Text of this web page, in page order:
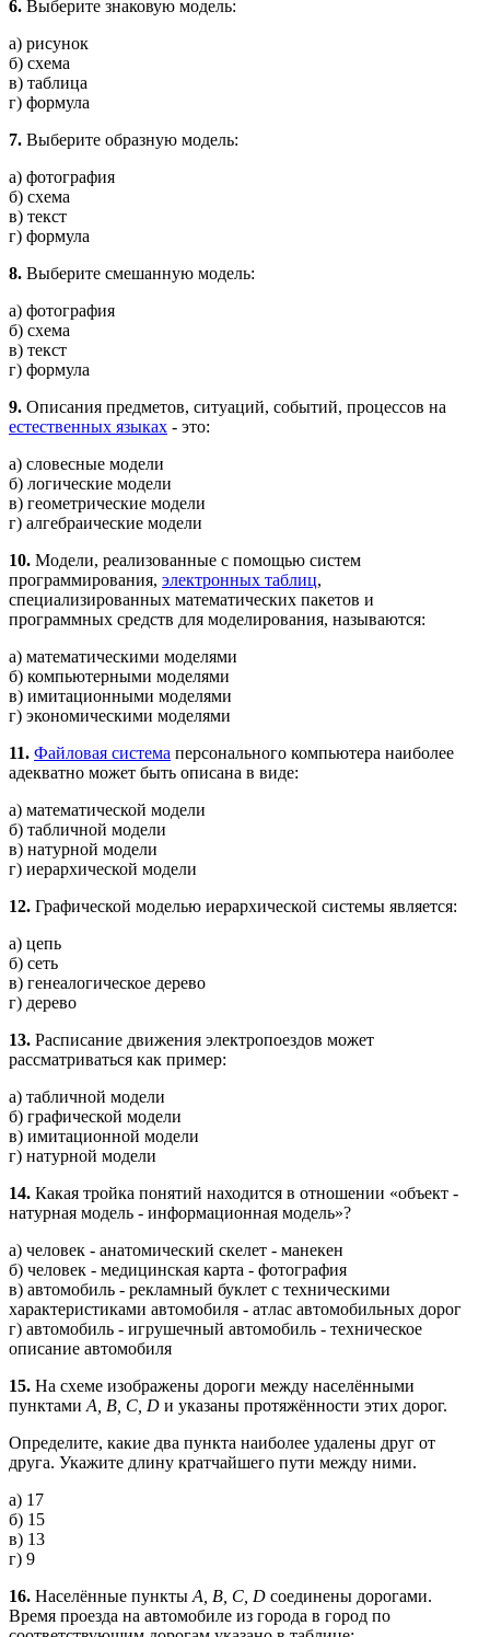
6. Выберите знаковую модель:
а) рисунок
б) схема
в) таблица
г) формула
7. Выберите образную модель:
а) фотография
б) схема
в) текст
г) формула
8. Выберите смешанную модель:
а) фотография
б) схема
в) текст
г) формула
9. Описания предметов, ситуаций, событий, процессов на
естественных языках - это:
а) словесные модели
б) логические модели
в) геометрические модели
г) алгебраические модели
10. Модели, реализованные с помощью систем
программирования, электронных таблиц,
специализированных математических пакетов и
программных средств для моделирования, называются:
а) математическими моделями
б) компьютерными моделями
в) имитационными моделями
г) экономическими моделями
11. Файловая система персонального компьютера наиболее
адекватно может быть описана в виде:
а) математической модели
б) табличной модели
в) натурной модели
г) иерархической модели
12. Графической моделью иерархической системы является:
а) цепь
б) сеть
в) генеалогическое дерево
г) дерево
13. Расписание движения электропоездов может
рассматриваться как пример:
а) табличной модели
б) графической модели
в) имитационной модели
г) натурной модели
14. Какая тройка понятий находится в отношении «объект -
натурная модель - информационная модель»?
а) человек - анатомический скелет - манекен
б) человек - медицинская карта - фотография
в) автомобиль - рекламный буклет с техническими
характеристиками автомобиля - атлас автомобильных дорог
г) автомобиль - игрушечный автомобиль - техническое
описание автомобиля
15. На схеме изображены дороги между населёнными
пунктами А, В, С, D и указаны протяжённости этих дорог.
Определите, какие два пункта наиболее удалены друг от
друга. Укажите длину кратчайшего пути между ними.
а) 17
б) 15
в) 13
г) 9
16. Населённые пункты А, В, С, D соединены дорогами.
Время проезда на автомобиле из города в город по